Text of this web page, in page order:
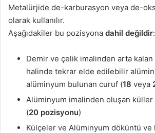
Metalürjide de-karburasyon veya de-
olarak kullanılır.
Aşağıdakiler bu pozisyona dahil değildir:
Demir ve çelik imalinden arta
halinde tekrar elde edilebilir
alüminyum bulunan curuf (18 veya
Alüminyum imalinden oluşan küller
(20 pozisyonu)
Külçeler ve Alüminyum döküntü ve